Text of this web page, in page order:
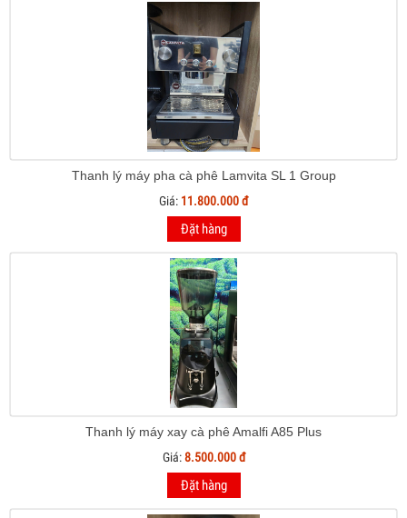
Thanh lý máy pha cà phê Lamvita SL 1 Group
Giá: 11.800.000 đ
Đặt hàng
Thanh lý máy xay cà phê Amalfi A85 Plus
Giá:8.500.000 đ
Đặt hàng